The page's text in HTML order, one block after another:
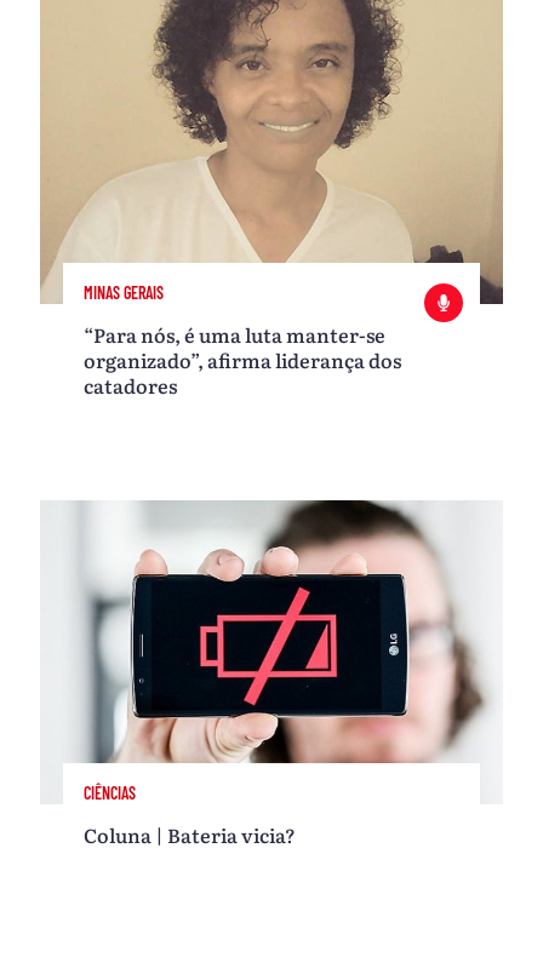
MINAS GERAIS
“Para nós, é uma luta manter-se
organizado”, afirma liderança dos
catadores
CIÊNCIAS
Coluna | Bateria vicia?